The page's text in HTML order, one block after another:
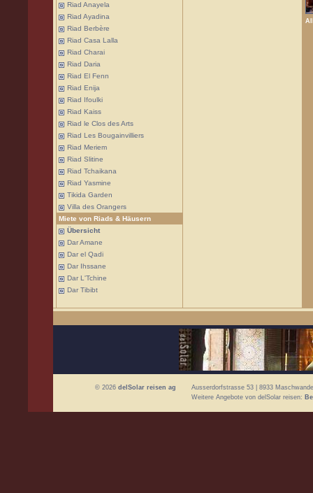
Riad Anayela
Riad Ayadina
Riad Berbère
Riad Casa Lalla
Riad Charai
Riad Daria
Riad El Fenn
Riad Enija
Riad Ifoulki
Riad Kaiss
Riad le Clos des Arts
Riad Les Bougainvilliers
Riad Meriem
Riad Slitine
Riad Tchaikana
Riad Yasmine
Tikida Garden
Villa des Orangers
Miete von Riads & Häusern
Übersicht
Dar Amane
Dar el Qadi
Dar Ihssane
Dar L'Tchine
Dar Tibibt
© 2026 delSolar reisen ag
Ausserdorfstrasse 53 | 8933
Weitere Angebote von delSolar reisen: